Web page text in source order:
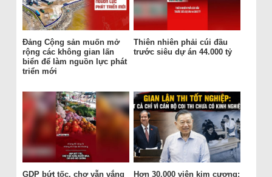
Đảng Cộng sản muốn mở
rộng các không gian lấn
biển để làm nguồn lực phát
triển mới
Thiên nhiên phải cúi đầu
trước siêu dự án 44.000 tỷ
GDP bứt tốc, chợ vẫn vắng
Hơn 30.000 viên kim cương: